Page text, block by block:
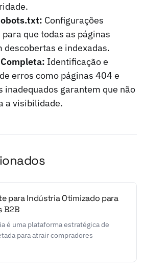
Configurações
que todas as páginas
e indexadas.
Identificação e
erros como páginas 404 e
inadequados garantem que não
a visibilidade.
para Indústria Otimizado para
B2B
é uma plataforma estratégica de
para atrair compradores